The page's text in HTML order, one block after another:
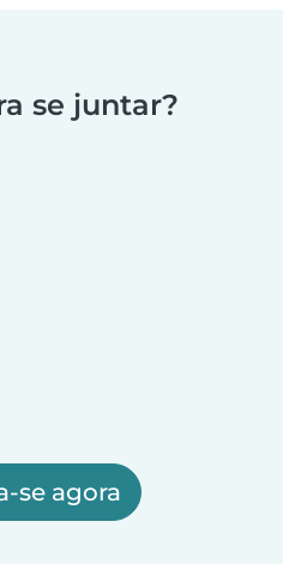
se juntar?
se agora